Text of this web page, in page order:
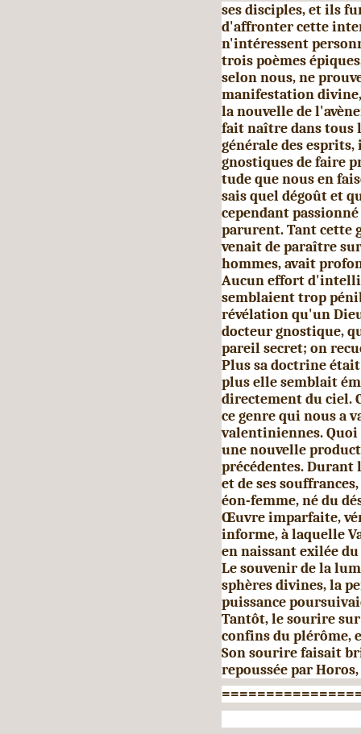
ses disciples, et ils
d'af­fronter cette
n'intéressent
trois poèmes
selon nous, ne
manifestation divine,
la nouvelle de
fait naître dans tous
générale des
gnostiques de faire
tude que nous en
sais quel dégoût et
cependant
parurent. Tant cette
venait de paraître
hommes, avait
Aucun effort
semblaient trop
révélation qu'un
docteur gnostique,
pareil secret; on
Plus sa doc­trine
plus elle semblait
directement du ciel.
ce genre qui nous a
valentiniennes.
une nouvelle
précédentes. Durant
et de ses
éon-femme, né du
Œuvre imparfaite,
informe, à laquelle
en naissant exilée
Le souvenir de la
sphères divines, la
puissance
Tantôt, le sou­rire
confins du plérôme,
Son sourire faisait
repoussée par